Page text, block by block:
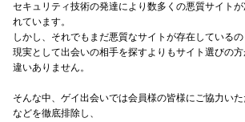
セキュリティ技術の発達により数多くの悪質サイト
れています。
しかし、それでもまだ悪質なサイトが存在しているの
現実として出会いの相手を探すよりもサイト選びの
違いありません。
そんな中、ゲイ出会いでは会員様の皆様にご協力い
などを徹底排除し、